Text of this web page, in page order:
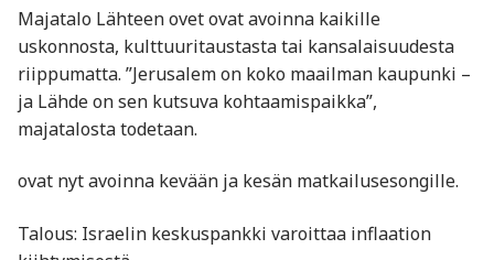
Majatalo Lähteen ovet ovat avoinna kaikille
uskonnosta, kulttuuritaustasta tai kansalaisuudesta
riippumatta. ”Jerusalem on koko maailman kaupunki –
ja Lähde on sen kutsuva kohtaamispaikka”,
majatalosta todetaan.
ovat nyt avoinna kevään ja kesän matkailusesongille.
Talous: Israelin keskuspankki varoittaa inflaation